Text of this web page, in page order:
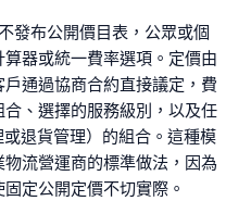
發布公開價目表，公眾或個
器或統一費率選項。定價由
通過協商合約直接議定，費
、選擇的服務級別，以及任
退貨管理）的組合。這種模
流營運商的標準做法，因為
定公開定價不切實際。